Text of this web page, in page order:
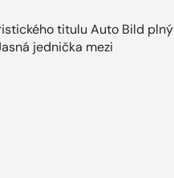
titulu Auto Bild plný
jednička mezi